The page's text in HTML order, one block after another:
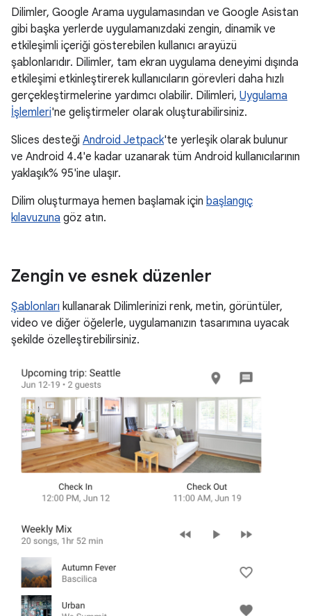
Dilimler, Google Arama uygulamasından ve Google Asistan
gibi başka yerlerde uygulamanızdaki zengin, dinamik ve
etkileşimli içeriği gösterebilen kullanıcı arayüzü
şablonlarıdır. Dilimler, tam ekran uygulama deneyimi dışında
etkileşimi etkinleştirerek kullanıcıların görevleri daha hızlı
gerçekleştirmelerine yardımcı olabilir. Dilimleri, Uygulama
İşlemleri'ne geliştirmeler olarak oluşturabilirsiniz.
Slices desteği Android Jetpack'te yerleşik olarak bulunur
ve Android 4.4'e kadar uzanarak tüm Android kullanıcılarının
yaklaşık% 95'ine ulaşır.
Dilim oluşturmaya hemen başlamak için başlangıç
kılavuzuna göz atın.
Zengin ve esnek düzenler
Şablonları kullanarak Dilimlerinizi renk, metin, görüntüler,
video ve diğer öğelerle, uygulamanızın tasarımına uyacak
şekilde özelleştirebilirsiniz.